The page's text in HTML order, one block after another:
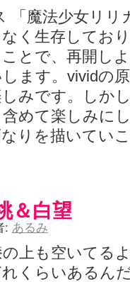
すると聞いての落書き
ップ） (15:00)
2017年09月） (06:14)
ために(咲さんが和ちゃんを招
表紙の舞台を発見しました
1
先生の日記更新について考え
新 (11:32)
ンテナ (11:50)
き～ / ブログ名変更のお知らせ
ラゴンズのドラフト指名を予想
そうな日 (15:31)
告知☆オンライン上映会☆ 阿
沢中関連(江津・大田)の登場舞
厄介な相手だよ！ あんたは
スマス！！そして… (10:28)
「魔法少女リリ
く生存してお
とで、再開し
ます。vividの
みです。しか
めて楽しみに
りを描いてい
＆白望
: あるみ
上も空いてる
れくらいあるん